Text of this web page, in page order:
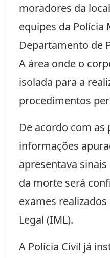
moradores da
equipes da Polícia
Departamento de
A área onde o
isolada para a
procedimentos
De acordo com as
informações
apresentava
da morte será
exames
Legal (IML).
A Polícia Civil já